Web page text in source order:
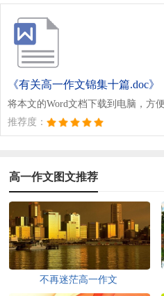
《有关高一作文锦集十篇.doc》
将本文的Word文档下载到电脑，方
推荐度：
高一作文图文推荐
不再迷茫高一作文